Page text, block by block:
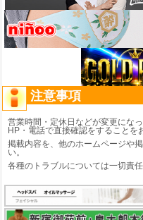
注意事項
営業時間・定休日などが変更にな
HP・電話で直接確認をすることを
掲載内容を、他のホームページや
い。
各種のトラブルについては一切責任